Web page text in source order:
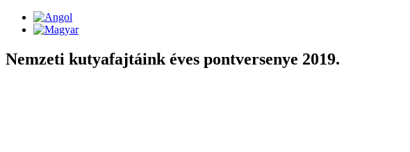
Nemzeti kutyafajtáink éves pontversenye 2019.